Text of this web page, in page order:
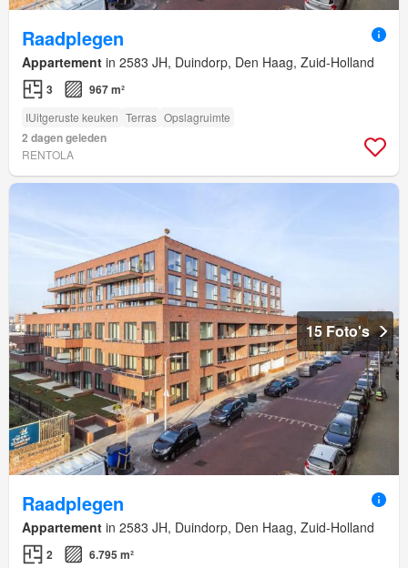
Raadplegen
Appartement in 2583 JH, Duindorp, Den Haag, Zuid-Holland
3 967 m²
IUitgeruste keuken Terras Opslagruimte
2 dagen geleden
RENTOLA
15 Foto's
Raadplegen
Appartement in 2583 JH, Duindorp, Den Haag, Zuid-Holland
2 6.795 m²